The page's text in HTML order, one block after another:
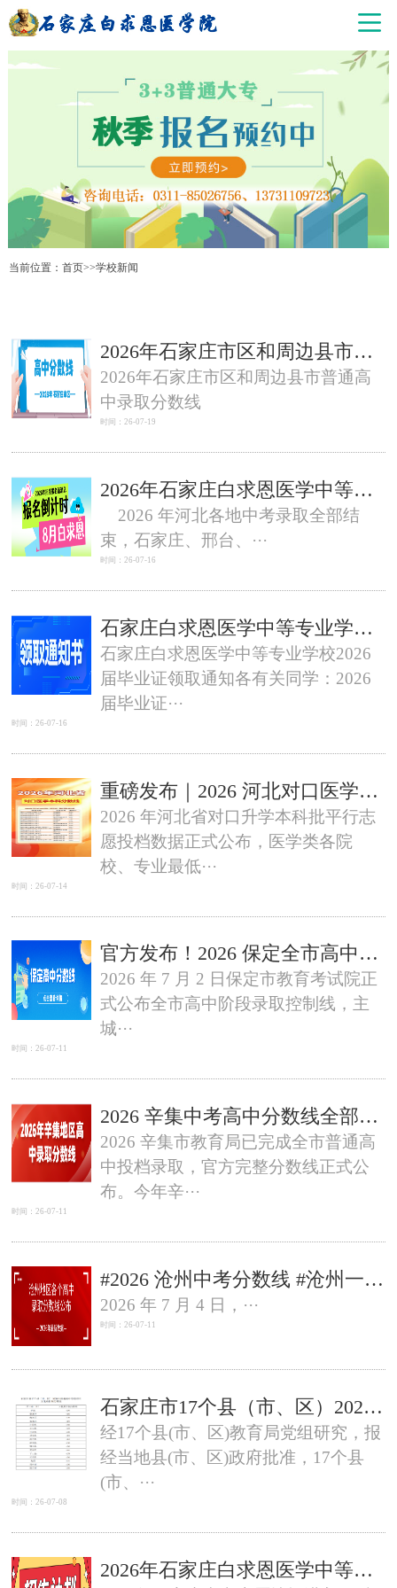
当前位置： 首页>>学校新闻
2026年石家庄市区和周边县市普通高中录取分数线
2026年石家庄市区和周边县市普通高
中录取分数线
时间：26-07-19
2026年石家庄白求恩医学中等专业学校还可以报名吗？
2026 年河北各地中考录取全部结
束，石家庄、邢台、···
时间：26-07-16
石家庄白求恩医学中等专业学校2026届毕业证领取通知
石家庄白求恩医学中等专业学校2026
届毕业证领取通知各有关同学：2026
届毕业证···
时间：26-07-16
重磅发布｜2026 河北对口医学本科投档分数线
2026 年河北省对口升学本科批平行志
愿投档数据正式公布，医学类各院
校、专业最低···
时间：26-07-14
官方发布！2026 保定全市高中录取分数线完整汇总
2026 年 7 月 2 日保定市教育考试院正
式公布全市高中阶段录取控制线，主
城···
时间：26-07-11
2026 辛集中考高中分数线全部出炉！450 分以下无缘普高，低分学医备选方案
2026 辛集市教育局已完成全市普通高
中投档录取，官方完整分数线正式公
布。今年辛···
时间：26-07-11
#2026 沧州中考分数线 #沧州一中二中录取分 #沧州普高最低控制线 #沧州中考 400 分出路 #河北医学中专 3+2 补录
2026 年 7 月 4 日，···
时间：26-07-11
石家庄市17个县（市、区）2026年普通高中学校招生文化类控制分数线
经17个县(市、区)教育局党组研究，报
经当地县(市、区)政府批准，17个县
(市、···
时间：26-07-08
2026年石家庄白求恩医学中等专业学校面向石家庄地区中考生招生计划